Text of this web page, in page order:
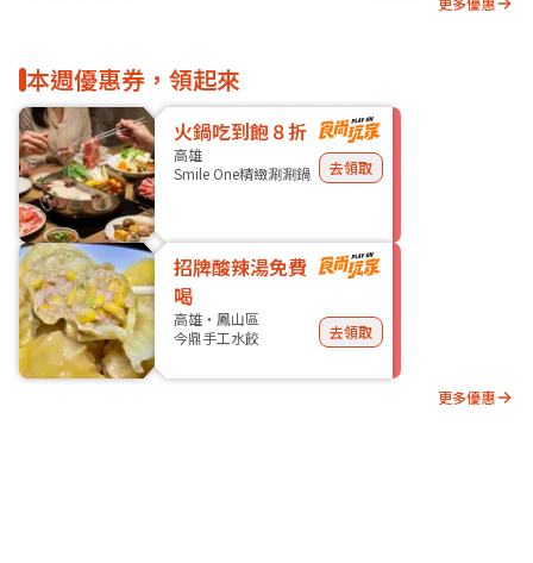
本週優惠券，領起來
火鍋吃到飽８折
高雄
Smile One精緻涮涮鍋
去領取
招牌酸辣湯免費
喝
高雄・鳳山區
今鼎手工水餃
去領取
更多優惠